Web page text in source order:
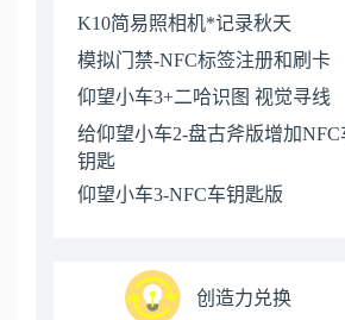
K10简易照相机*记录秋天
模拟门禁-NFC标签注册和刷卡
仰望小车3+二哈识图 视觉寻线
给仰望小车2-盘古斧版增加NFC
钥匙
仰望小车3-NFC车钥匙版
创造力兑换